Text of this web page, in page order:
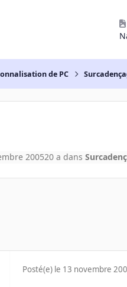
de PC
200520 a dans
Posté(e) le 13 novembre